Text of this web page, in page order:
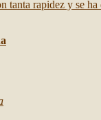
tanta rapidez y se